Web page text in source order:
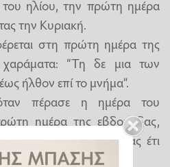
η­λίου, την πρώτη ημέρα
την Κυριακή.
στη πρώτη ημέρα της
“Τη δε μια των
ήλθον επί το μνήμα”.
πέρασε η ημέρα του
ημέρα της εβδομάδας,
“Έρχεται πρωί σκοτίας έτι